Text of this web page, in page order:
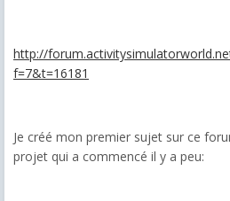
http://
f=7&t=16181
Je créé mon premier sujet sur ce
projet qui a commencé il y a peu: